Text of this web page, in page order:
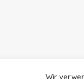
Wir